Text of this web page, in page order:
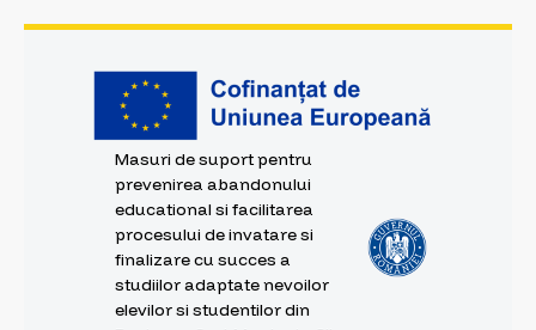
Masuri de suport pentru
prevenirea abandonului
educational si facilitarea
procesului de invatare si
finalizare cu succes a
studiilor adaptate nevoilor
elevilor si studentilor din